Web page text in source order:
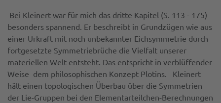
Bei Kleinert war für mich das dritte Kapitel (S. 113 - 175)
besonders spannend. Er beschreibt in Grundzügen wie aus
einer Urkraft mit noch unbekannter Eichsymmetrie durch
fortgesetzte Symmetriebrüche die Vielfalt unserer
materiellen Welt entsteht. Das entspricht in verblüffender
Weise dem philosophischen Konzept Plotins. Kleinert
hält einen topologischen Überbau über die Symmetrien
der Lie-Gruppen bei den Elementarteilchen-Berechnungen